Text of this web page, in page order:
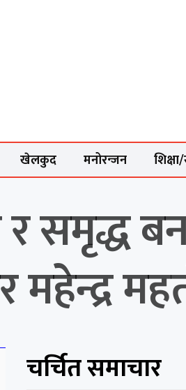
खेलकुद मनोरन्जन
समृद्ध
चर्चित समाचार